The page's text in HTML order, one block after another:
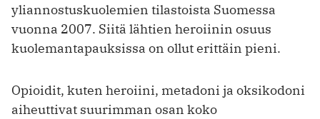
yliannostuskuolemien tilastoista Suomessa
vuonna 2007. Siitä lähtien heroiinin osuus
kuolemantapauksissa on ollut erittäin pieni.
Opioidit, kuten heroiini, metadoni ja oksikodoni
aiheuttivat suurimman osan koko